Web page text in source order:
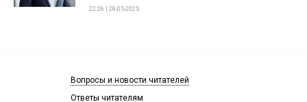
22:26 | 28-05-2025
Вопросы и новости читателей
Ответы читателям